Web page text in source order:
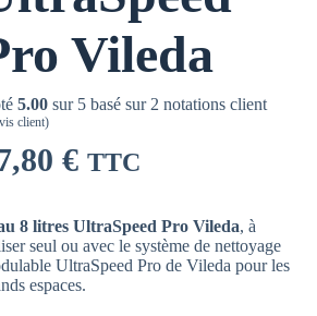
Vileda
5.00sur 5 basé sur 2 notations client
client)
€ TTC
8 litres UltraSpeed Pro Vileda, à
seul ou avec le système de nettoyage
UltraSpeed Pro de Vileda pour les
espaces.